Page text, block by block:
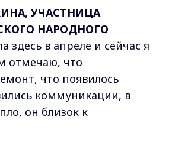
УЧАСТНИЦА
НАРОДНОГО
здесь в апреле и сейчас я
отмечаю, что
что появилось
коммуникации, в
он близок к